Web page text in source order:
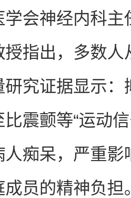
神经内科主
授指出，多数
研究证据显示
震颤等“运动
人痴呆，严重
成员的精神负担